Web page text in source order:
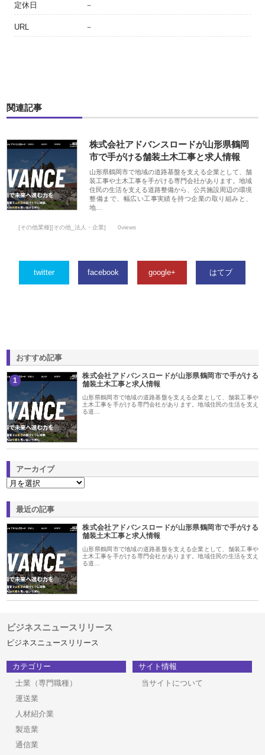
定休日 －
URL －
関連記事
株式会社アドバンスロードが山形県鶴岡
市で手がける舗装土木工事と求人情報
山形県鶴岡市で地域の道路基盤を支える企業として、舗
装工事や土木工事を手がける専門会社があります。地域
住民の生活を支える道路整備から、公共施設周辺の環境
整備まで、幅広い工事実績を持つ企業の取り組みと、
地…
[その他業種][その他_法人・企業] 0views
twitter facebook google+ はてブ
おすすめ記事
1
株式会社アドバンスロードが山形県鶴岡市で手がける
舗装土木工事と求人情報
山形県鶴岡市で地域の道路基盤を支える企業として、舗装工事や
土木工事を手がける専門会社があります。地域住民の生活を支え
る道…
アーカイブ
最近の記事
株式会社アドバンスロードが山形県鶴岡市で手がける
舗装土木工事と求人情報
山形県鶴岡市で地域の道路基盤を支える企業として、舗装工事や
土木工事を手がける専門会社があります。地域住民の生活を支え
る道…
ビジネスニュースリリース
ビジネスニュースリリース
カテゴリー
士業（専門職種）
運送業
人材紹介業
製造業
通信業
サイト情報
当サイトについて